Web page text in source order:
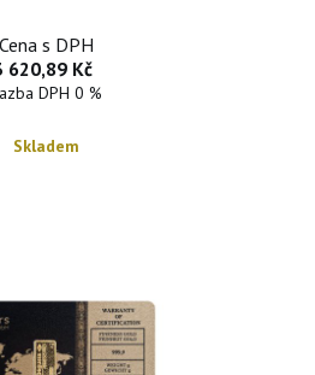
Cena s DPH
620,89 Kč
DPH 0 %
Skladem